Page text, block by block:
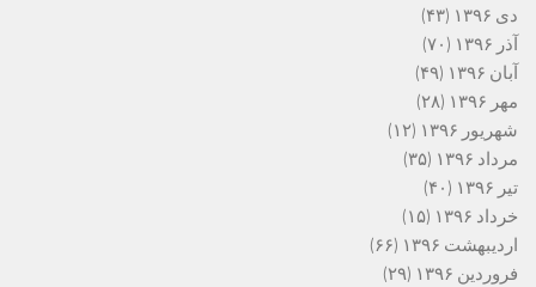
دی ۱۳۹۶
(۴۳)
آذر ۱۳۹۶
(۷۰)
آبان ۱۳۹۶
(۴۹)
مهر ۱۳۹۶
(۲۸)
شهریور ۱۳۹۶
(۱۲)
مرداد ۱۳۹۶
(۳۵)
تیر ۱۳۹۶
(۴۰)
خرداد ۱۳۹۶
(۱۵)
اردیبهشت ۱۳۹۶
(۶۶)
فروردین ۱۳۹۶
(۲۹)